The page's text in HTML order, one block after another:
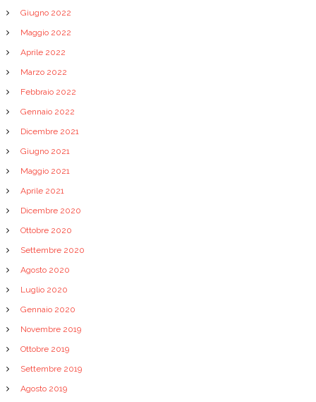
Giugno 2022
Maggio 2022
Aprile 2022
Marzo 2022
Febbraio 2022
Gennaio 2022
Dicembre 2021
Giugno 2021
Maggio 2021
Aprile 2021
Dicembre 2020
Ottobre 2020
Settembre 2020
Agosto 2020
Luglio 2020
Gennaio 2020
Novembre 2019
Ottobre 2019
Settembre 2019
Agosto 2019